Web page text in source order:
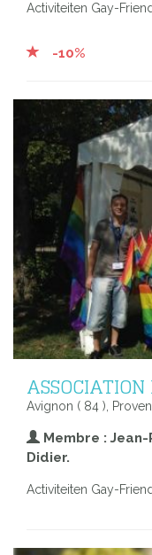
Activiteiten Gay-
-10%
Avignon ( 84 ),
Membre :
Didier.
Activiteiten Gay-